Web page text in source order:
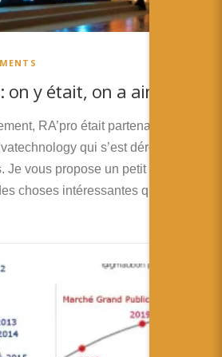
y était, on a aimé !
RA’pro était partenaire de la
qui s’est déroulé du 30
Je vous propose un petit bilan de
choses intéressantes que nous y